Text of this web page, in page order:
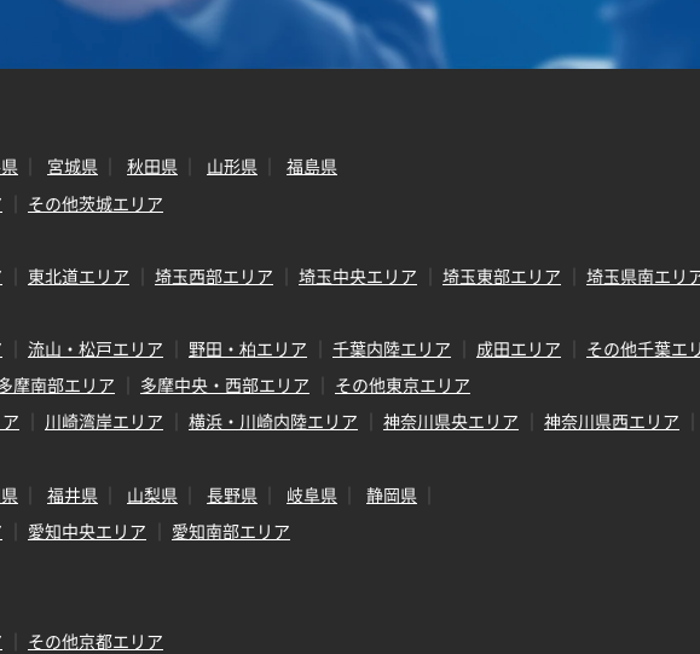
宮城県 秋田県 山形県
福島県
その他茨城エリア
東北道エリア 埼玉西部エリア 埼玉中央エリア 埼玉東部エリア
埼玉県南エリ
流山・松戸エリア 野田・柏エリア 千葉内陸エリア 成田エリア
その他千葉エ
摩南部エリア 多摩中央・西部エリア
その他東京エリア
川崎湾岸エリア 横浜・川崎内陸エリア 神奈川県央エリア 神奈川県西エリア
福井県 山梨県 長野県 岐阜県
静岡県
愛知中央エリア
愛知南部エリア
その他京都エリア